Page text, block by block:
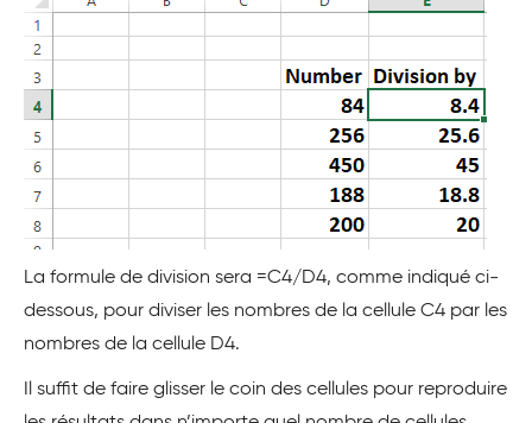
La formule de division sera =C4/D4, comme indiqué ci-
dessous, pour diviser les nombres de la cellule C4 par les
nombres de la cellule D4.
Il suffit de faire glisser le coin des cellules pour reproduire